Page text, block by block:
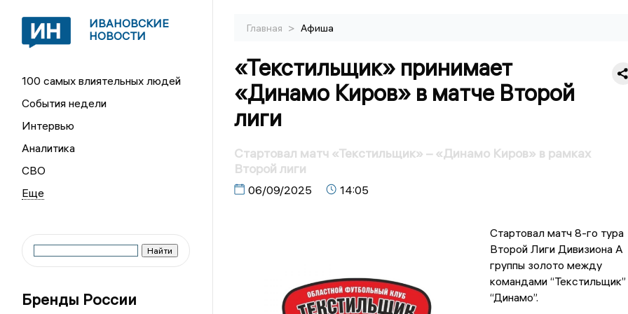
ИВАНОВСКИЕ
НОВОСТИ
100 самых влиятельных людей
События недели
Интервью
Аналитика
СВО
Бренды России
Главная > Афиша
«Текстильщик» принимает
«Динамо Киров» в матче Второй
лиги
Стартовал матч «Текстильщик» – «Динамо Киров» в рамках
Второй лиги
06/09/2025 14:05
Стартовал матч 8-го тура
Второй Лиги Дивизиона А
группы золото между
командами “Текстильщик”
“Динамо”.